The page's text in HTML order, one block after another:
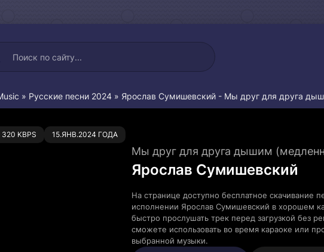
» Русские песни 2024 » Ярослав Сумишевский - Мы друг для друга
320 KBPS 15.ЯНВ.2024 ГОДА
0 0
Мы друг для друга дышим
Ярослав Сумишевский
На странице доступно бесплатное
исполнении Ярослав Сумишевский в хорошем
быстро прослушать трек перед загрузкой без
сможете использовать во время караоке или
выбранной музыки.